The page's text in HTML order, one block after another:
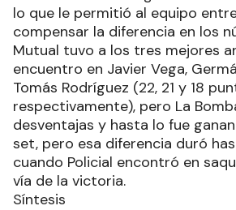
lo que le permitió al equipo
compensar la diferencia en los
Mutual tuvo a los tres mejores
encuentro en Javier Vega,
Tomás Rodríguez (22, 21 y 18
respectivamente), pero La
desventajas y hasta lo fue
set, pero esa diferencia duró
cuando Policial encontró en
vía de la victoria.
Síntesis